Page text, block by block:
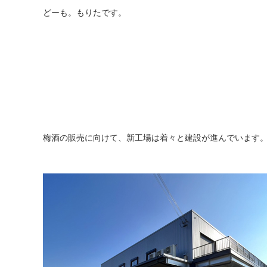
どーも。もりたです。
梅酒の販売に向けて、新工場は着々と建設が進んでいます